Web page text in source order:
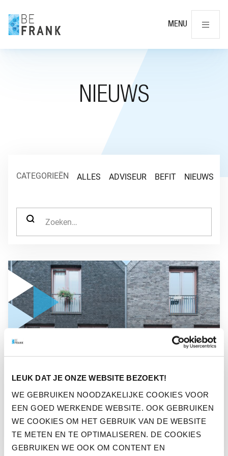
LEUK DAT JE ONZE WEBSITE BEZOEKT!
WE GEBRUIKEN NOODZAKELIJKE COOKIES VOOR
EEN GOED WERKENDE WEBSITE. OOK GEBRUIKEN
WE COOKIES OM HET GEBRUIK VAN DE WEBSITE
TE METEN EN TE OPTIMALISEREN. DE COOKIES
GEBRUIKEN WE OOK OM CONTENT EN
MENU
NIEUWS
CATEGORIEËN ALLES ADVISEUR BEFIT NIEUWS
ZOEK NAAR:
GA NAAR “HELP JE WERKNEMERS BIJ DE KEUZES ROND
HELP JE WERKNEMERS BIJ
DE KEUZES ROND HET
NABESTAANDENPENSIOEN
NIEUWS